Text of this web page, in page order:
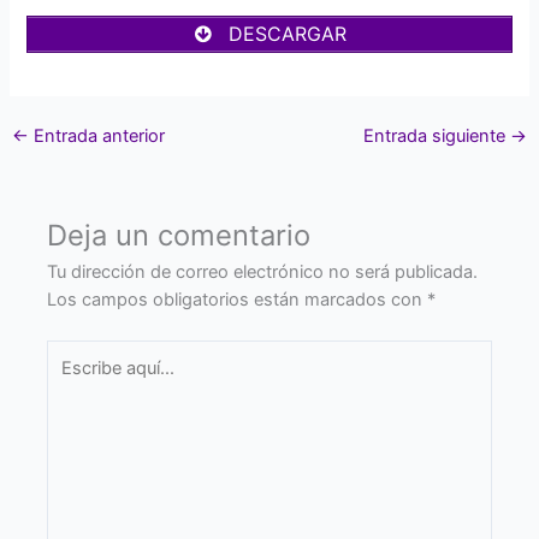
DESCARGAR
← Entrada anterior Entrada siguiente →
Deja un comentario
Tu dirección de correo electrónico no será publicada.
Los campos obligatorios están marcados con *
aquí...